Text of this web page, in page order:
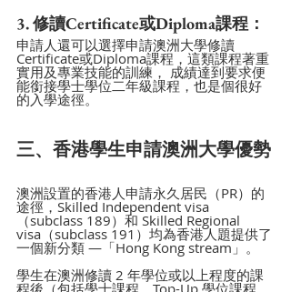
3. 修讀Certificate或Diploma課程：
申請人還可以選擇申請澳洲大學修讀
Certificate或Diploma課程，這類課程著重
實用及專業技能的訓練， 成績達到要求便
能銜接學士學位二年級課程，也是個很好
的入學途徑。
三、香港學生申請澳洲大學優勢
澳洲設置的香港人申請永久居民（PR）的
途徑，Skilled Independent visa
（subclass 189）和 Skilled Regional
visa（subclass 191）均為香港人題提供了
一個新分類 —「Hong Kong stream」。
學生在澳洲修讀 2 年學位或以上程度的課
程後（包括學士課程、Top-Up 學位課程、